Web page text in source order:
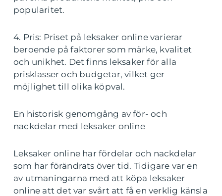
popularitet.
4. Pris: Priset på leksaker online varierar
beroende på faktorer som märke, kvalitet
och unikhet. Det finns leksaker för alla
prisklasser och budgetar, vilket ger
möjlighet till olika köpval.
En historisk genomgång av för- och
nackdelar med leksaker online
Leksaker online har fördelar och nackdelar
som har förändrats över tid. Tidigare var en
av utmaningarna med att köpa leksaker
online att det var svårt att få en verklig känsla